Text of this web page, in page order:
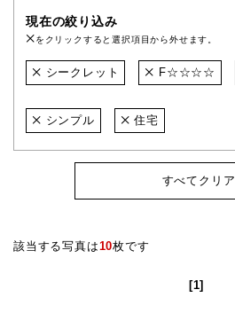
現在の絞り込み
をクリックすると選択項目から外せます。
シークレット F☆☆☆☆
シンプル 住宅
すべてクリア
該当する写真は10枚です
[1]